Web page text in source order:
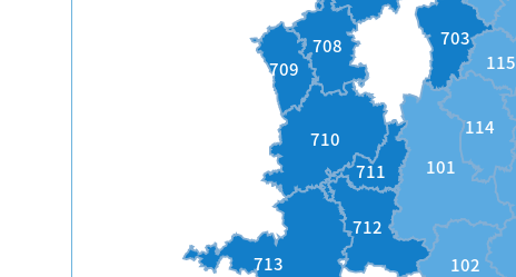
101
102
114
115
703
708
709
710
711
712
713